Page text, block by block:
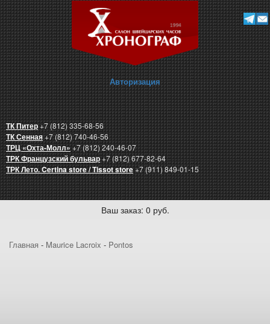
Авторизация
ТК Питер+7 (812) 335-68-56
ТК Сенная+7 (812) 740-46-56
ТРЦ «Охта-Молл»+7 (812) 240-46-07
ТРК Французский бульвар+7 (812) 677-82-64
ТРК Лето. Certina store / Tissot store+7 (911) 849-01-15
Ваш заказ: 0 руб.
Главная - Maurice Lacroix - Pontos